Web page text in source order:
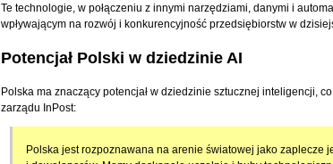
Te technologie, w połączeniu z innymi narzędziami, danymi i
wpływającym na rozwój i konkurencyjność przedsiębiorstw w
Potencjał Polski w dziedzinie AI
Polska ma znaczący potencjał w dziedzinie sztucznej inteligencji,
zarządu InPost:
Polska jest rozpoznawana na arenie światowej jako zaplecze